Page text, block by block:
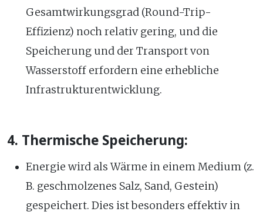
Gesamtwirkungsgrad (Round-Trip-
Effizienz) noch relativ gering, und die
Speicherung und der Transport von
Wasserstoff erfordern eine erhebliche
Infrastrukturentwicklung.
4. Thermische Speicherung:
Energie wird als Wärme in einem Medium (z.
B. geschmolzenes Salz, Sand, Gestein)
gespeichert. Dies ist besonders effektiv in